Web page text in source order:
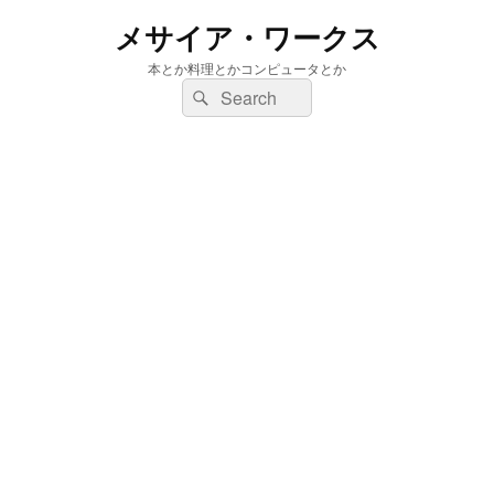
メサイア・ワークス
本とか料理とかコンピュータとか
検
索:
検
索